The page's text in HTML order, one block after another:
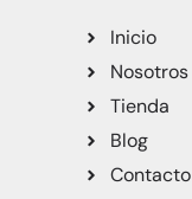
Inicio
Nosotros
Tienda
Blog
Contacto